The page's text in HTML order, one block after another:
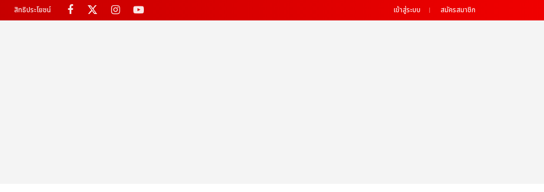
สิทธิประโยชน์ เข้าสู่ระบบ สมัครสมาชิก